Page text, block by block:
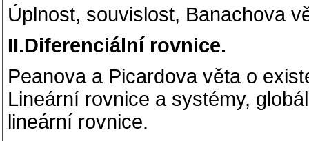
Úplnost, souvislost, Banachova
II.Diferenciální rovnice.
Peanova a Picardova věta o
Lineární rovnice a systémy,
lineární rovnice.